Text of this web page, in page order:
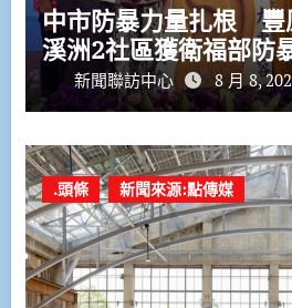
中市防暴力量扎根 豐
溪洲2社區獲衛福部防
新聞聯訪中心 8 月 8,
.頭條 新聞來源:點傳媒